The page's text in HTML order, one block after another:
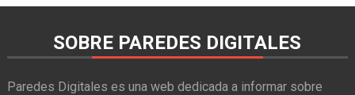
SOBRE PAREDES DIGITALES
Paredes Digitales es una web dedicada a informar sobre